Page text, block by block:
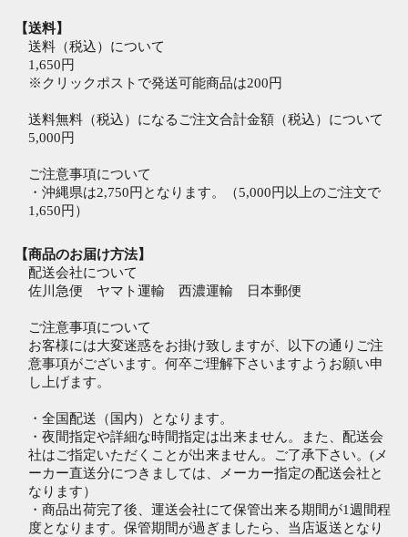
【送料】
送料（税込）について
1,650円
※クリックポストで発送可能商品は200円
送料無料（税込）になるご注文合計金額（税込）について
5,000円
ご注意事項について
・沖縄県は2,750円となります。（5,000円以上のご注文で
1,650円）
【商品のお届け方法】
配送会社について
佐川急便 ヤマト運輸 西濃運輸 日本郵便
ご注意事項について
お客様には大変迷惑をお掛け致しますが、以下の通りご注
意事項がございます。何卒ご理解下さいますようお願い申
し上げます。
・全国配送（国内）となります。
・夜間指定や詳細な時間指定は出来ません。また、配送会
社はご指定いただくことが出来ません。ご了承下さい。(メ
ーカー直送分につきましては、メーカー指定の配送会社と
なります）
・商品出荷完了後、運送会社にて保管出来る期間が1週間程
度となります。保管期間が過ぎましたら、当店返送となり